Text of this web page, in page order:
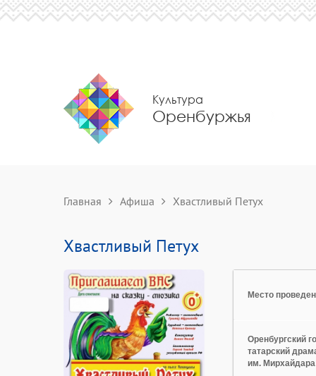
Культура
Оренбуржья
Главная Афиша Хвастливый Петух
Хвастливый Петух
Место
Оренбургский
татарский
им.